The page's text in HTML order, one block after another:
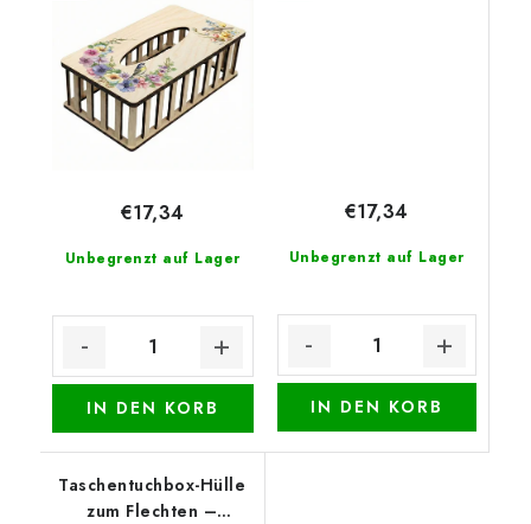
Unbegrenzt auf Lager
€17,34
IN DEN KORB
Unbegrenzt auf Lager
€17,34
IN DEN KORB
Taschentuchbox-Hülle
zum Flechten –